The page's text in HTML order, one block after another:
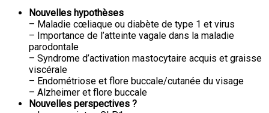
Nouvelles hypothèses
– Maladie cœliaque ou diabète de type 1 et virus
– Importance de l’atteinte vagale dans la maladie
parodontale
– Syndrome d’activation mastocytaire acquis et graisse
viscérale
– Endométriose et flore buccale/cutanée du visage
– Alzheimer et flore buccale
Nouvelles perspectives ?